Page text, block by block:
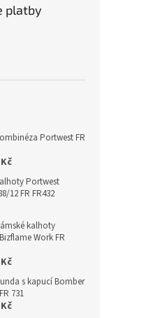
platby
Portwest FR
Portwest
12 FR FR432
kalhoty
Work FR
s kapucí Bomber
731